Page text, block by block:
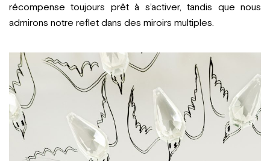
récompense toujours prêt à s’activer, tandis que nous
admirons notre reflet dans des miroirs multiples.